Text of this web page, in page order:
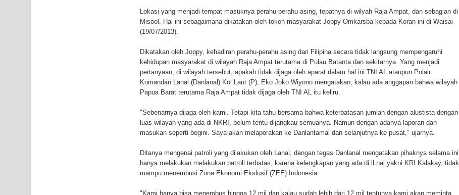
Marthen Medlama Sebut Pemprov Papua Siapkan 1000 Kuota Beasiswa Mace
BRI Region 18 Jayapura Salurkan Bantuan CSR untuk RS Bhayangkara Polda Papua pada Peringatan Hari
Indonesia Turns Remote Papua Frontier into National Food Belt with Mechanized Rice Expansion
Mentan Tinjau Program Cetak Sawah dan Penanaman Padi di Merauke
Mantan Sekda Jayawijaya Jadi Tersangka Kasus Korupsi Jalan Lingkar
Presenter TVRI Papua Barat Yanto Idorway Masih Hilang
Lokasi yang menjadi tempat masuknya perahu-perahu asing, tepatnya di wilyah Raja Ampat, dan sebagian di
Misool. Hal ini sebagaimana dikatakan oleh tokoh masyarakat Joppy Omkarsba kepada Koran ini di Waisai
(19/07/2013).
Dikatakan oleh Joppy, kehadiran perahu-perahu asing dari Filipina secara tidak langsung mempengaruhi
kehidupan masyarakat di wilayah Raja Ampat terutama di Pulau Batanta dan sekitarnya. Yang menjadi
pertanyaan, di wilayah tersebut, apakah tidak dijaga oleh aparat dalam hal ini TNI AL ataupun Polair.
Komandan Lanal (Danlanal) Kol Laut (P), Eko Joko Wiyono mengatakan, kalau ada anggapan bahwa wilayah
Papua Barat terutama Raja Ampat tidak dijaga oleh TNI AL itu keliru.
"Sebenarnya dijaga oleh kami. Tetapi kita tahu bersama bahwa keterbatasan jumlah dengan alustista dengan
luas wilayah yang ada di NKRI, belum tentu dijangkau semuanya. Namun dengan adanya laporan dan
masukan seperti begini. Saya akan melaporakan ke Danlantamal dan selanjutnya ke pusat," ujarnya.
Ditanya mengenai patroli yang dilakukan oleh Lanal, dengan tegas Danlanal mengatakan pihaknya selama ini
hanya melakukan melakukan patroli terbatas, karena kelengkapan yang ada di lLnal yakni KRI Kalakay, tidak
mampu menembusi Zona Ekonomi Ekslusif (ZEE) Indonesia.
"Kami hanya bisa menembus hingga 12 mil dan kalau sudah lebih dari 12 mil tentunya kami akan meminta